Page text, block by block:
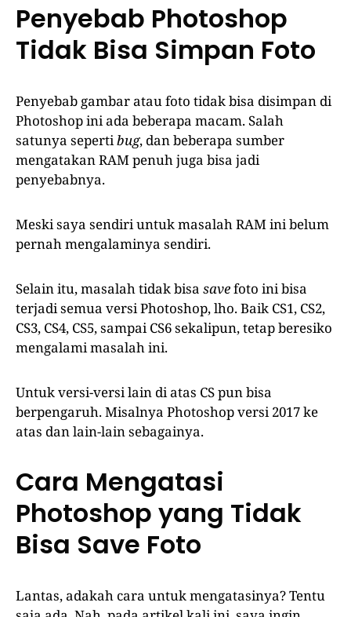
Penyebab Photoshop
Tidak Bisa Simpan Foto
Penyebab gambar atau foto tidak bisa disimpan di
Photoshop ini ada beberapa macam. Salah
satunya sepertibug, dan beberapa sumber
mengatakan RAM penuh juga bisa jadi
penyebabnya.
Meski saya sendiri untuk masalah RAM ini belum
pernah mengalaminya sendiri.
Selain itu, masalah tidak bisa savefoto ini bisa
terjadi semua versi Photoshop, lho. Baik CS1, CS2,
CS3, CS4, CS5, sampai CS6 sekalipun, tetap beresiko
mengalami masalah ini.
Untuk versi-versi lain di atas CS pun bisa
berpengaruh. Misalnya Photoshop versi 2017 ke
atas dan lain-lain sebagainya.
Cara Mengatasi
Photoshop yang Tidak
Bisa Save Foto
Lantas, adakah cara untuk mengatasinya? Tentu